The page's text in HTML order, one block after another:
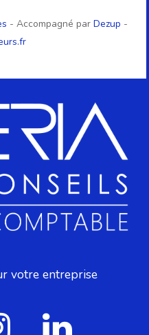
votre entreprise
- Accompagné par Dezup -